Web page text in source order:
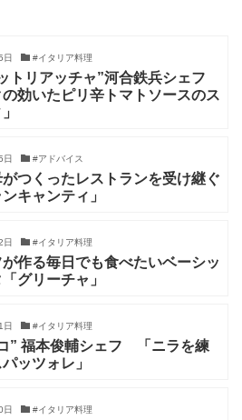
日 #イタリア料理
トリアッチャ”河合鉄兵シェフ
の効いたピリ辛トマトソースのス
日 #アドバイス
つくったレストランを受け継ぐ
ンキャンティ」
日 #イタリア料理
作る毎日でも食べたいベーシッ
グリーチャ」
日 #イタリア料理
” 福本俊輔シェフ 「ニラを練
ッツォレ」
日 #イタリア料理